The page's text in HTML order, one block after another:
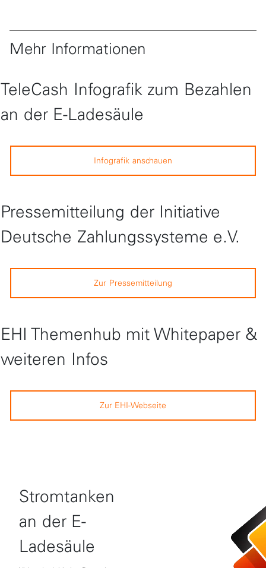
Mehr Informationen
TeleCash Infografik zum Bezahlen
an der E-Ladesäule
Infografik anschauen
Pressemitteilung der Initiative
Deutsche Zahlungssysteme e.V.
Zur Pressemitteilung
EHI Themenhub mit Whitepaper &
weiteren Infos
Zur EHI-Webseite
Stromtanken
an der E-
Ladesäule